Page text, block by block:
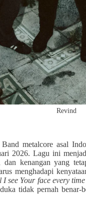
Revind
Band metalcore asal
2026. Lagu ini
kenangan yang
menghadapi
I see Your face every
duka tidak pernah